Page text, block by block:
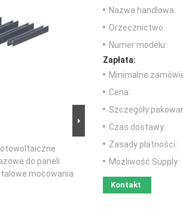
do paneli
mocowania
Nazwa handlowa:
Orzecznictwo:
Numer modelu:
Zapłata:
Minimalne
Cena:
Szczegóły
Czas dostawy:
Zasady płatności:
Możliwość Supply:
Kontakt